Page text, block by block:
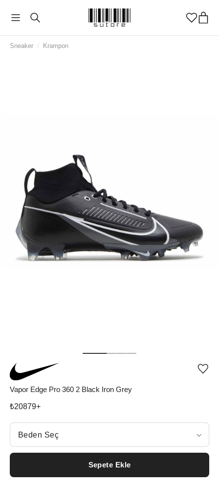
Sneaker / Krampon
Vapor Edge Pro 360 2 Black Iron Grey
₺20879+
Beden Seç
Beden Seç
Sepete Ekle